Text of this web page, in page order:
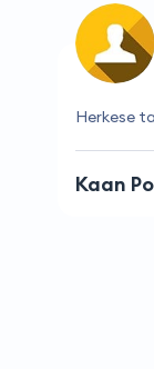
Herkese
Kaan